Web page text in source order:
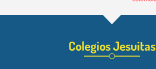
Colegios Jesuitas